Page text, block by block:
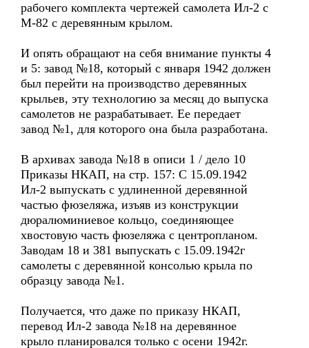
рабочего комплекта чертежей самолета Ил-2 с
М-82 с деревянным крылом.
И опять обращают на себя внимание пункты 4
и 5: завод №18, который с января 1942 должен
был перейти на производство деревянных
крыльев, эту технологию за месяц до выпуска
самолетов не разрабатывает. Ее передает
завод №1, для которого она была разработана.
В архивах завода №18 в описи 1 / дело 10
Приказы НКАП, на стр. 157: С 15.09.1942
Ил-2 выпускать с удлиненной деревянной
частью фюзеляжа, изъяв из конструкции
дюралюминиевое кольцо, соединяющее
хвостовую часть фюзеляжа с центропланом.
Заводам 18 и 381 выпускать с 15.09.1942г
самолеты с деревянной консолью крыла по
образцу завода №1.
Получается, что даже по приказу НКАП,
перевод Ил-2 завода №18 на деревянное
крыло планировался только с осени 1942г.